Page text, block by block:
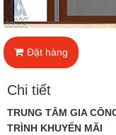
Đặt hàng
Chi tiết
TRUNG TÂM GIA
TRÌNH KHUYẾN MÃI